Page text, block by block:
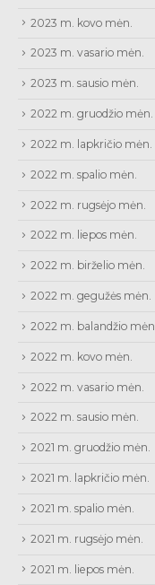
2023 m. kovo mėn.
2023 m. vasario mėn.
2023 m. sausio mėn.
2022 m. gruodžio mėn.
2022 m. lapkričio mėn.
2022 m. spalio mėn.
2022 m. rugsėjo mėn.
2022 m. liepos mėn.
2022 m. birželio mėn.
2022 m. gegužės mėn.
2022 m. balandžio mėn.
2022 m. kovo mėn.
2022 m. vasario mėn.
2022 m. sausio mėn.
2021 m. gruodžio mėn.
2021 m. lapkričio mėn.
2021 m. spalio mėn.
2021 m. rugsėjo mėn.
2021 m. liepos mėn.